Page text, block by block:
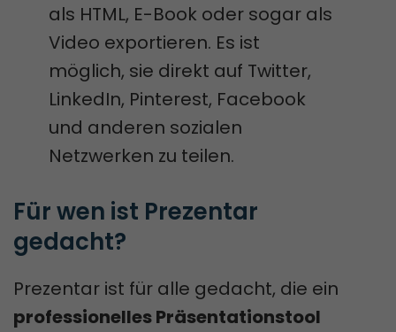
als HTML, E-Book oder sogar als
Video exportieren. Es ist
möglich, sie direkt auf Twitter,
LinkedIn, Pinterest, Facebook
und anderen sozialen
Netzwerken zu teilen.
Für wen ist Prezentar
gedacht?
Prezentar ist für alle gedacht, die ein
professionelles Präsentationstool